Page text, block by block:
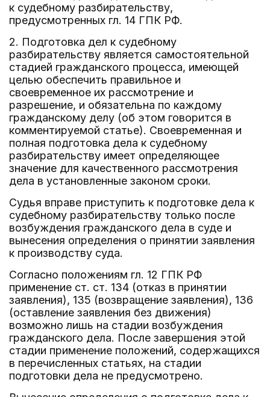
к судебному разбирательству,
предусмотренных гл. 14 ГПК РФ.
2. Подготовка дел к судебному
разбирательству является самостоятельной
стадией гражданского процесса, имеющей
целью обеспечить правильное и
своевременное их рассмотрение и
разрешение, и обязательна по каждому
гражданскому делу (об этом говорится в
комментируемой статье). Своевременная и
полная подготовка дела к судебному
разбирательству имеет определяющее
значение для качественного рассмотрения
дела в установленные законом сроки.
Судья вправе приступить к подготовке дела к
судебному разбирательству только после
возбуждения гражданского дела в суде и
вынесения определения о принятии заявления
к производству суда.
Согласно положениям гл. 12 ГПК РФ
применение ст. ст. 134 (отказ в принятии
заявления), 135 (возвращение заявления), 136
(оставление заявления без движения)
возможно лишь на стадии возбуждения
гражданского дела. После завершения этой
стадии применение положений, содержащихся
в перечисленных статьях, на стадии
подготовки дела не предусмотрено.